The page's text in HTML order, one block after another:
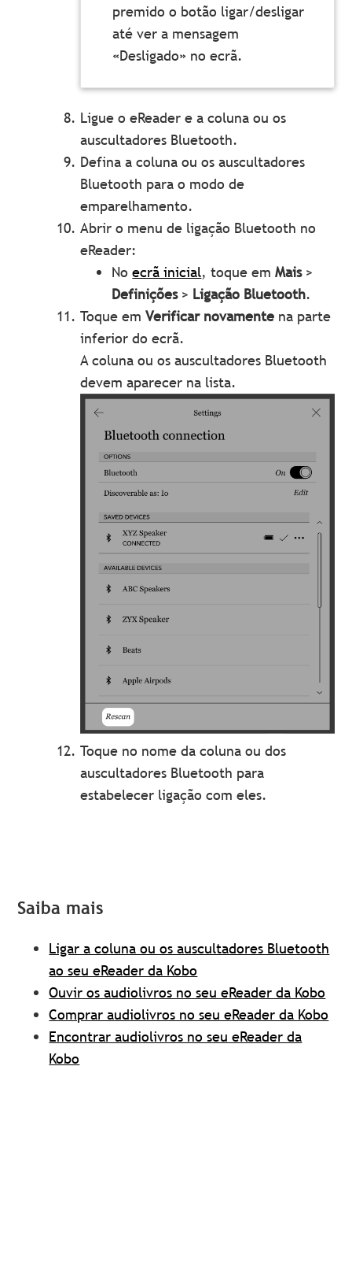
premido o botão ligar/desligar
até ver a mensagem
«Desligado» no ecrã.
Ligue o eReader e a coluna ou os
auscultadores Bluetooth.
Defina a coluna ou os auscultadores
Bluetooth para o modo de
emparelhamento.
Abrir o menu de ligação Bluetooth no
eReader:
Noecrã inicial, toque emMais>
Definições> Ligação Bluetooth.
Toque emVerificar novamente na parte
inferior do ecrã.
A coluna ou os auscultadores Bluetooth
devem aparecer na lista.
Toque no nome da coluna ou dos
auscultadores Bluetooth para
estabelecer ligação com eles.
Saiba mais
Ligar a coluna ou os auscultadores Bluetooth
ao seu eReader da Kobo
Ouvir os audiolivros no seu eReader da Kobo
Comprar audiolivros no seu eReader da Kobo
Encontrar audiolivros no seu eReader da
Kobo